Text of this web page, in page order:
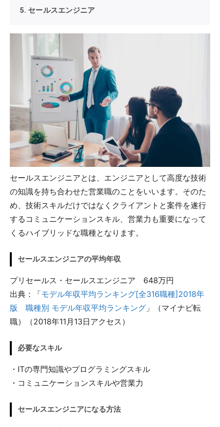
5. セールスエンジニア
セールスエンジニアとは、エンジニアとして高度な技術
の知識を持ち合わせた営業職のことをいいます。そのた
め、技術スキルだけではなくクライアントと案件を遂行
するコミュニケーションスキル、営業力も重要になって
くるハイブリッドな職種となります。
セールスエンジニアの平均年収
プリセールス・セールスエンジニア 648万円
出典：「モデル年収平均ランキング[全316職種]2018年
版 職種別 モデル年収平均ランキング 」（マイナビ転
職）（2018年11月13日アクセス）
必要なスキル
・ITの専門知識やプログラミングスキル
・コミュニケーションスキルや営業力
セールスエンジニアになる方法